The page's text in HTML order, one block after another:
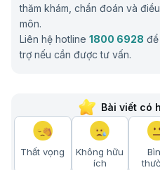
thăm khám, chẩn đoán và
môn.
Liên hệ hotline 1800 6928
trợ nếu cần được tư vấn.
Bài viết có
Thất vọng
Không hữu
ích